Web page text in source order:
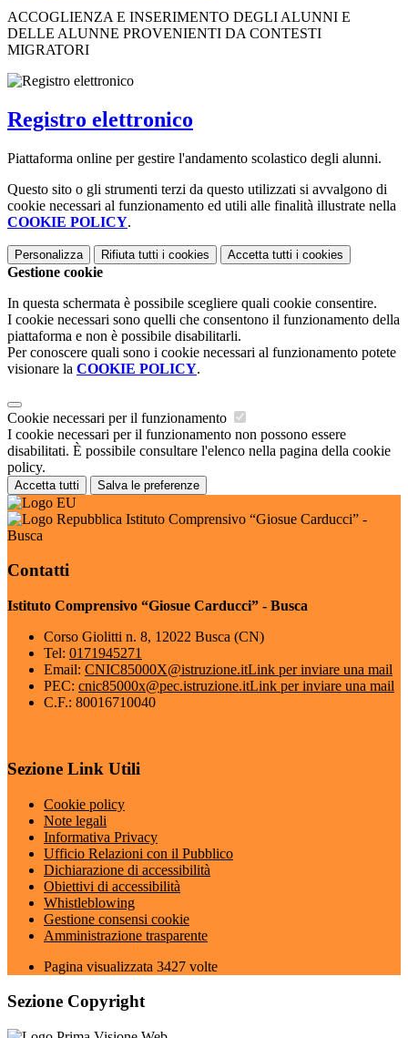
ACCOGLIENZA E INSERIMENTO DEGLI ALUNNI E
DELLE ALUNNE PROVENIENTI DA CONTESTI
MIGRATORI
Registro elettronico
Piattaforma online per gestire l'andamento scolastico degli alunni.
Questo sito o gli strumenti terzi da questo utilizzati si avvalgono di
cookie necessari al funzionamento ed utili alle finalità illustrate nella
COOKIE POLICY.
Personalizza Rifiuta tutti i cookies Accetta tutti i cookies
Gestione cookie
In questa schermata è possibile scegliere quali cookie consentire.
I cookie necessari sono quelli che consentono il funzionamento della
piattaforma e non è possibile disabilitarli.
Per conoscere quali sono i cookie necessari al funzionamento potete
visionare la COOKIE POLICY.
Cookie necessari per il funzionamento
I cookie necessari per il funzionamento non possono essere
disabilitati. È possibile consultare l'elenco nella pagina della cookie
policy.
Accetta tutti Salva le preferenze
Istituto Comprensivo “Giosue Carducci” -
Busca
Contatti
Istituto Comprensivo “Giosue Carducci” - Busca
Corso Giolitti n. 8, 12022 Busca (CN)
Tel: 0171945271
Email: CNIC85000X@istruzione.itLink per inviare una mail
PEC: cnic85000x@pec.istruzione.itLink per inviare una mail
C.F.: 80016710040
Sezione Link Utili
Cookie policy
Note legali
Informativa Privacy
Ufficio Relazioni con il Pubblico
Dichiarazione di accessibilità
Obiettivi di accessibilità
Whistleblowing
Gestione consensi cookie
Amministrazione trasparente
Pagina visualizzata 3427 volte
Sezione Copyright